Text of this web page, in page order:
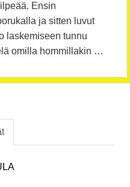
Ensin
ja sitten luvut
laskemiseen tunnu
omilla hommillakin …